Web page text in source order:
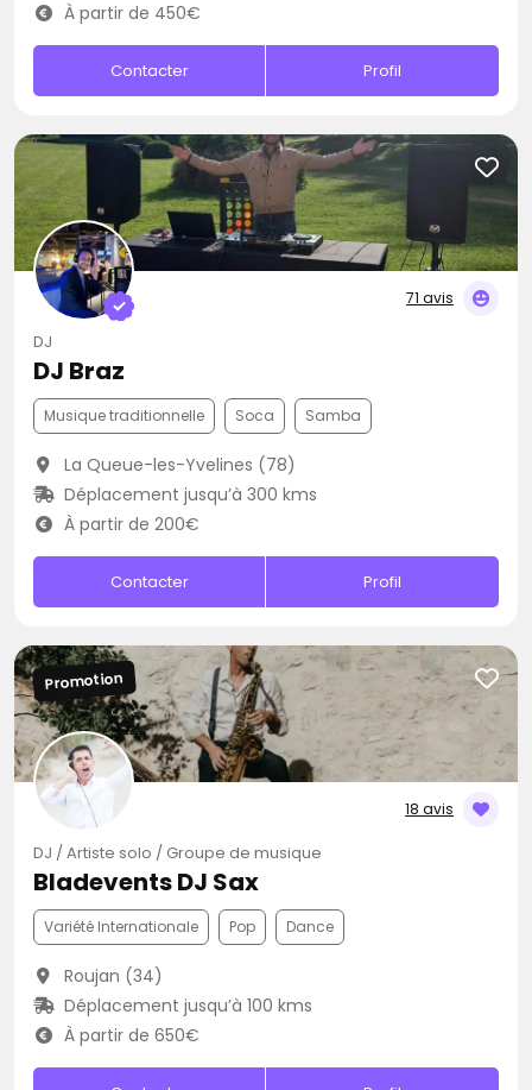
À partir de 450€
Contacter Profil
71 avis
DJ
DJ Braz
Musique traditionnelle Soca Samba
La Queue-les-Yvelines (78)
Déplacement jusqu’à 300 kms
À partir de 200€
Contacter Profil
18 avis
Promotion
DJ / Artiste solo / Groupe de musique
Bladevents DJ Sax
Variété Internationale Pop Dance
Roujan (34)
Déplacement jusqu’à 100 kms
À partir de 650€